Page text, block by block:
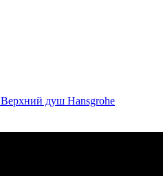
Верхний душ Hansgrohe